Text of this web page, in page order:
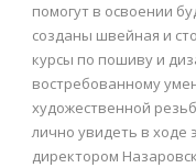
помогут в освоении
созданы швейная и
курсы по пошиву и
востребованному
художественной
лично увидеть в ходе
директором